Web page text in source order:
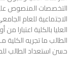
التخصصات المنصوص
العليا بالكلية
الطالب ما تجريه
حسن استعداد الطالب